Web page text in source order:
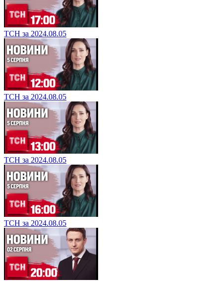
ТСН за 2024.08.05
ТСН за 2024.08.05
ТСН за 2024.08.05
ТСН за 2024.08.05